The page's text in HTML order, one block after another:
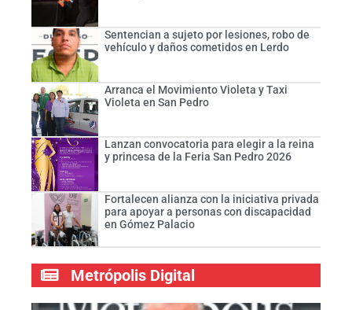
Sentencian a sujeto por lesiones, robo de
vehículo y daños cometidos en Lerdo
Arranca el Movimiento Violeta y Taxi
Violeta en San Pedro
Lanzan convocatoria para elegir a la reina
y princesa de la Feria San Pedro 2026
Fortalecen alianza con la iniciativa privada
para apoyar a personas con discapacidad
en Gómez Palacio
Metrópolis Digital